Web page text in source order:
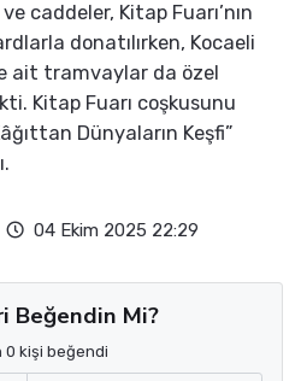
caddeler, Kitap Fuarı’nın
donatılırken, Kocaeli
ait tramvaylar da özel
Kitap Fuarı coşkusunu
Dünyaların Keşfi”
04 Ekim 2025 22:29
Beğendin Mi?
0 kişi beğendi